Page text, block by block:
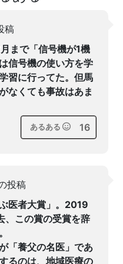
稿
まで「信号機が1機
信号機の使い方を学
習に行ってた。但馬
なくても事故はあま
あるある 16
投稿
医者大賞」。2019
、この賞の受賞を辞
「養父の名医」であ
るのは、地域医療の